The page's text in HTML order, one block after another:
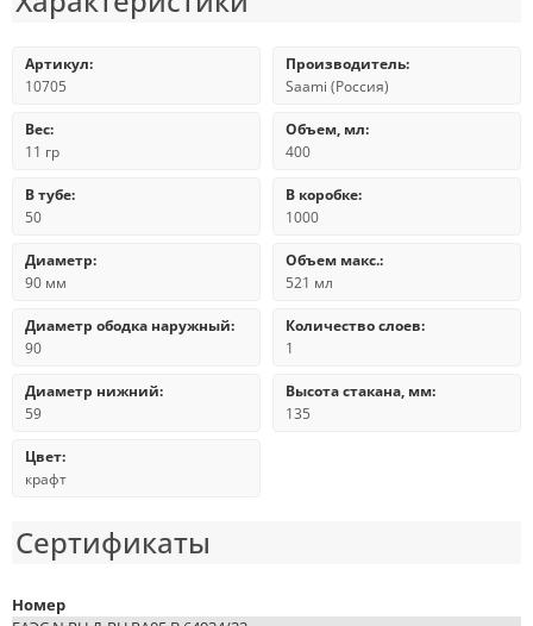
Артикул:
10705
Производитель:
Saami (Россия)
Вес:
11 гр
Объем, мл:
400
В тубе:
50
В коробке:
1000
Диаметр:
90 мм
Объем макс.:
521 мл
Диаметр ободка наружный:
90
Количество слоев:
1
Диаметр нижний:
59
Высота стакана, мм:
135
Цвет:
крафт
Сертификаты
Номер